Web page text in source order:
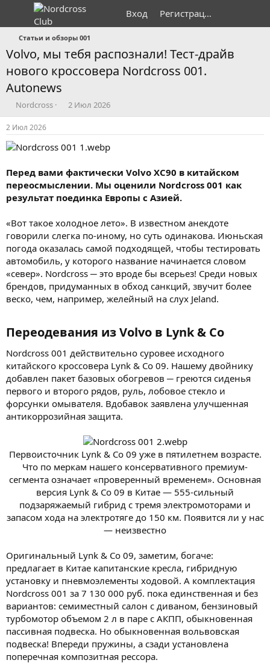
Вход Регистрация
Статьи и обзоры 001
Volvo, мы тебя распознали! Тест-драйв
нового кроссовера Nordcross 001.
Autonews
А
в
т
о
р
е
м
ы
Nordcross
Д
а
а
н
ч
а
л
а
2 Июл 2026
2 Июл 2026
Перед вами фактически Volvo XC90 в китайском
переосмыслении. Мы оценили Nordcross 001 как
результат поединка Европы с Азией.
«Вот такое холодное лето». В известном анекдоте
говорили слегка по-иному, но суть одинакова. Июньская
погода оказалась самой подходящей, чтобы тестировать
автомобиль, у которого название начинается словом
«север». Nordcross ─ это вроде бы всерьез! Среди новых
брендов, придуманных в обход санкций, звучит более
веско, чем, например, желейный на слух Jeland.
Переодевания из Volvo в Lynk & Co​
Nordcross 001 действительно суровее исходного
китайского кроссовера Lynk & Co 09. Нашему двойнику
добавлен пакет базовых обогревов ─ греются сиденья
первого и второго рядов, руль, лобовое стекло и
форсунки омывателя. Вдобавок заявлена улучшенная
антикоррозийная защита.
Первоисточник Lynk & Co 09 уже в пятилетнем возрасте.
Что по меркам нашего консервативного премиум-
сегмента означает «проверенный временем». Основная
версия Lynk & Co 09 в Китае — 555-сильный
подзаряжаемый гибрид с тремя электромоторами и
запасом хода на электротяге до 150 км. Появится ли у нас
— неизвестно​
Оригинальный Lynk & Co 09, заметим, богаче:
предлагает в Китае капитанские кресла, гибридную
установку и пневмоэлементы ходовой. А комплектация
Nordcross 001 за 7 130 000 руб. пока единственная и без
вариантов: семиместный салон с диваном, бензиновый
турбомотор объемом 2 л в паре с АКПП, обыкновенная
пассивная подвеска. Но обыкновенная вольвовская
подвеска! Впереди пружины, а сзади установлена
поперечная композитная рессора.